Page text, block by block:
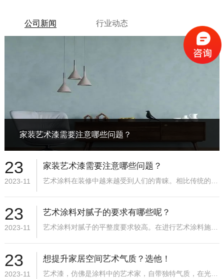
公司新闻 行业动态
家装艺术漆需要注意哪些问题？
23
2023-11
家装艺术漆需要注意哪些问题？
艺术涂料在装修中越来越受到人们的青睐。相比传统的涂料，艺术涂料具有更多的颜色和质地选择，能够满足人们...【详情】
23
2023-11
艺术涂料对腻子的要求有哪些呢？
艺术涂料对腻子的平整度要求较高。在进行艺术涂料施工之前，必须先将墙面或其他装饰表面进行腻子处理，以确...【详情】
23
2023-11
想提升家居空间艺术气质？选他！
艺术漆，仿佛是涂料中的艺术家，自带独特气质，在光线的映射下，让平凡的墙面浮动着万千光影。...【详情】